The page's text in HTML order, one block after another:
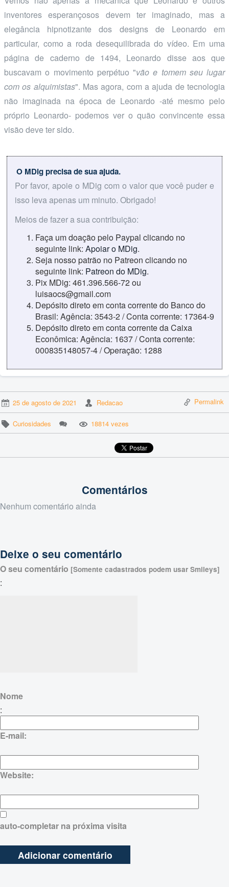
inventores esperançosos devem ter imaginado, mas a
elegância hipnotizante dos designs de Leonardo em
particular, como a roda desequilibrada do vídeo. Em uma
página de caderno de 1494, Leonardo disse aos que
buscavam o movimento perpétuo "vão e tomem seu lugar
com os alquimistas". Mas agora, com a ajuda de tecnologia
não imaginada na época de Leonardo -até mesmo pelo
próprio Leonardo- podemos ver o quão convincente essa
visão deve ter sido.
O MDig precisa de sua ajuda.
Por favor, apoie o MDig com o valor que você puder e
isso leva apenas um minuto. Obrigado!
Meios de fazer a sua contribuição:
Faça um doação pelo Paypal clicando no
seguinte link: Apoiar o MDig.
Seja nosso patrão no Patreon clicando no
seguinte link: Patreon do MDig.
Pix MDig: 461.396.566-72 ou
luisaocs@gmail.com
Depósito direto em conta corrente do Banco do
Brasil: Agência: 3543-2 / Conta corrente: 17364-9
Depósito direto em conta corrente da Caixa
Econômica: Agência: 1637 / Conta corrente:
000835148057-4 / Operação: 1288
25 de agosto de 2021 Redacao Permalink
Curiosidades 18814 vezes
Comentários
Nenhum comentário ainda
Deixe o seu comentário
O seu comentário [Somente cadastrados podem usar Smileys]
:
Nome
:
E-mail:
Website:
auto-completar na próxima visita